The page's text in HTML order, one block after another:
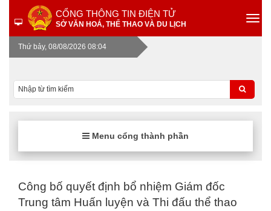
CỔNG THÔNG TIN ĐIỆN TỬ
SỞ VĂN HOÁ, THỂ THAO VÀ DU LỊCH
Thứ bảy, 08/08/2026 08:04
Menu cổng thành phần
Công bố quyết định bổ nhiệm Giám đốc
Trung tâm Huấn luyện và Thi đấu thể thao